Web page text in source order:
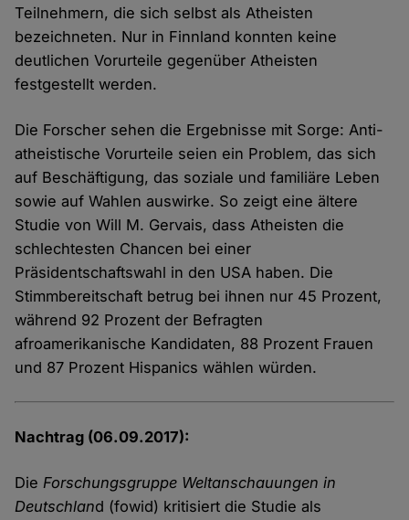
Teilnehmern, die sich selbst als Atheisten
bezeichneten. Nur in Finnland konnten keine
deutlichen Vorurteile gegenüber Atheisten
festgestellt werden.
Die Forscher sehen die Ergebnisse mit Sorge: Anti-
atheistische Vorurteile seien ein Problem, das sich
auf Beschäftigung, das soziale und familiäre Leben
sowie auf Wahlen auswirke. So zeigt eine ältere
Studie von Will M. Gervais, dass Atheisten die
schlechtesten Chancen bei einer
Präsidentschaftswahl in den USA haben. Die
Stimmbereitschaft betrug bei ihnen nur 45 Prozent,
während 92 Prozent der Befragten
afroamerikanische Kandidaten, 88 Prozent Frauen
und 87 Prozent Hispanics wählen würden.
Nachtrag (06.09.2017):
DieForschungsgruppe Weltanschauungen in
Deutschland (fowid) kritisiert die Studie als